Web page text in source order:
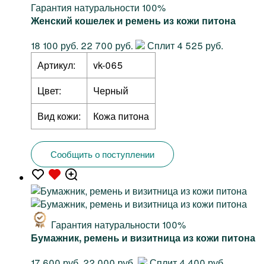
Гарантия натуральности 100%
Женский кошелек и ремень из кожи питона
18 100 руб. 22 700 руб.
Сплит 4 525 руб.
Артикул:
vk-065
Цвет:
Черный
Вид кожи:
Кожа питона
Сообщить о поступлении
Гарантия натуральности 100%
Бумажник, ремень и визитница из кожи питона